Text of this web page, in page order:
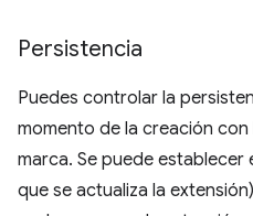
Persistencia
Puedes controlar la
momento de la creación con
marca. Se puede establecer
que se actualiza la